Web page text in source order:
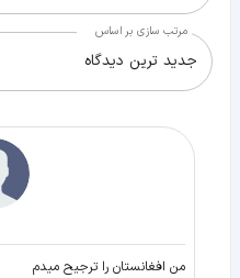
مرتب سازی بر اساس
جدید ترین دیدگاه
من افغانستان را ترجیح میدم